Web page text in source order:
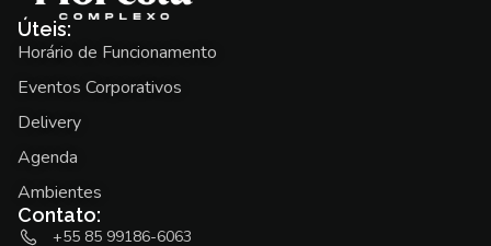
Úteis:
Horário de Funcionamento
Eventos Corporativos
Delivery
Agenda
Ambientes
Contato:
+55 85 99186-6063